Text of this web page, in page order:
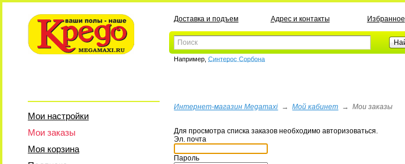
Доставка и подъем Адрес и контакты Избранное
Например,Синтерос Сорбона
Мои настройки
Мои заказы
Моя корзина
Интернет-магазин Megamaxi →Мой кабинет →Мои заказы
Для просмотра списка заказов необходимо авторизоваться.
Эл. почта
Пароль